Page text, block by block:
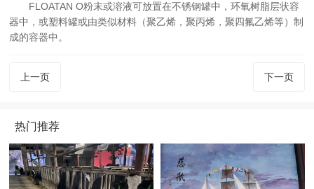
FLOATAN O粉末或溶液可放置在不锈钢罐中，环氧树脂层状容
器中，或塑料罐或由类似材料（聚乙烯，聚丙烯，聚四氟乙烯等）制
成的容器中。
上一页 下一页
热门推荐